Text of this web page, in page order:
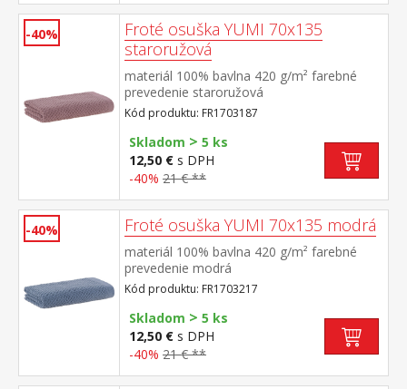
-40%
Froté osuška YUMI 70x135
staroružová
materiál 100% bavlna 420 g/m² farebné
prevedenie staroružová
Kód produktu: FR1703187
Skladom > 5 ks
12,50 € s DPH
-40% 21 € **
-40% Froté osuška YUMI 70x135 modrá
materiál 100% bavlna 420 g/m² farebné
prevedenie modrá
Kód produktu: FR1703217
Skladom > 5 ks
12,50 € s DPH
-40% 21 € **